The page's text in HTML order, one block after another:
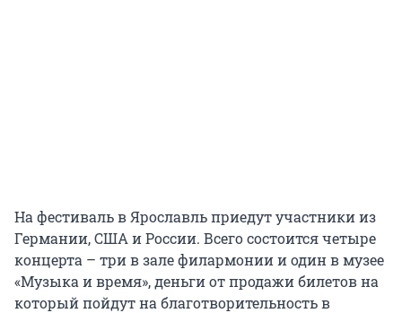
На фестиваль в Ярославль приедут участники из
Германии, США и России. Всего состоится четыре
концерта – три в зале филармонии и один в музее
«Музыка и время», деньги от продажи билетов на
который пойдут на благотворительность в